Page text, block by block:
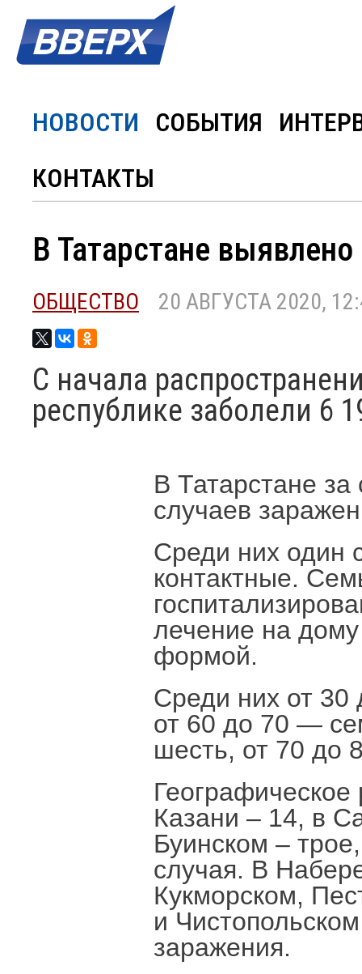
НОВОСТИ СОБЫТИЯ
КОНТАКТЫ
В Татарстане
ОБЩЕСТВО 20 АВГУСТА 2020,
С начала
республике заболели 6
В Татарстане за
случаев
Среди них один
контактные.
лечение на
формой.
Среди них от
от 60 до 70 —
шесть, от 70 до
Казани – 14, в
Буинском –
случая. В
Кукморском,
и
заражения.